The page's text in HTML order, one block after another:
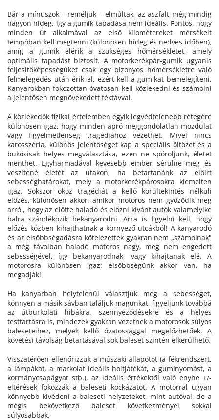
Bár a mínuszok – reméljük – elmúltak, az aszfalt még mindig
nagyon hideg, így a gumik tapadása nem ideális. Fontos, hogy
minden út alkalmával az első kilométereket mérsékelt
tempóban kell megtenni (különösen hideg és nedves időben),
amíg a gumik elérik a szükséges hőmérsékletet, amely
optimális tapadást biztosít. A motorkerékpár-gumik ugyanis
teljesítőképességüket csak egy bizonyos hőmérsékletre való
felmelegedés után érik el, ezért kell a gumikat bemelegíteni,
Kanyarokban fokozottan óvatosan kell közlekedni és számolni
a jelentősen megnövekedett féktávval.
A közlekedők fizikai értelemben egyik legvédtelenebb rétegére
különösen igaz, hogy minden apró meggondolatlan mozdulat
vagy figyelmetlenség tragédiához vezethet. Mivel nincs
karosszéria, különös jelentőséget kap a speciális öltözet és a
bukósisak helyes megválasztása, ezen ne spóroljunk, életet
menthet. Egyharmadával kevesebb ember sérülne meg és
veszítené életét az utakon, ha betartanánk az előírt
sebességhatárokat, mely a motorkerékpárosokra kiemelten
igaz. Sokszor okoz tragédiát a kellő körültekintés nélküli
előzés, különösen akkor, amikor motoros nem győződik meg
arról, hogy az előtte haladó és előzni kívánt autók valamelyike
balra szándékozik bekanyarodni. Arra is figyelni kell, hogy
előzés közben kihajthatnak a környező utcákból! A kanyarodó
és az elsőbbségadásra kötelezettek gyakran nem „számolnak"
a még távolban haladó motoros nagy, meg nem engedett
sebességével, így bekanyarodnak, vagy kihajtanak elé. A
motorosra különösen igaz: elsőbbségünk akkor van, ha
megadják!
Ha kanyarban helytelenül választjuk meg a sebességet,
könnyen a másik sávban találjuk magunkat, figyeljünk továbbá
az útburkolati hibákra, szennyeződésekre és a helyes
testtartásra is, mindezek gyakran vezetnek a motorosok súlyos
baleseteihez, melyek kellő óvatossággal megelőzhetőek. A
követési távolság betartásával sok baleset szintén elkerülhető.
Visszatérően ellenőrizzük a műszaki állapotot (a fékrendszert,
a lámpákat, a markolat ideális holtjátékát, a guminyomást, a
kormánycsapágyat stb.), az ideális értékektől való enyhe +/-
eltérések fokozzák a baleseti kockázatot. A motorral ugyan
könnyebb kivédeni a baleseti helyzeteket, mint autóval, de a
mégis bekövetkező baleset következményei sokkal
súlyosabbak.